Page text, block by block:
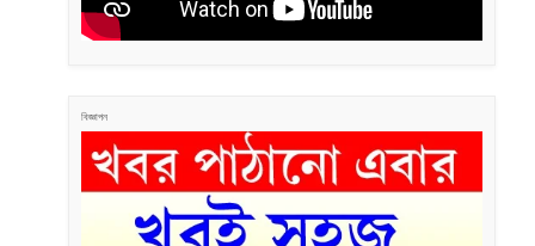
বিজ্ঞাপন